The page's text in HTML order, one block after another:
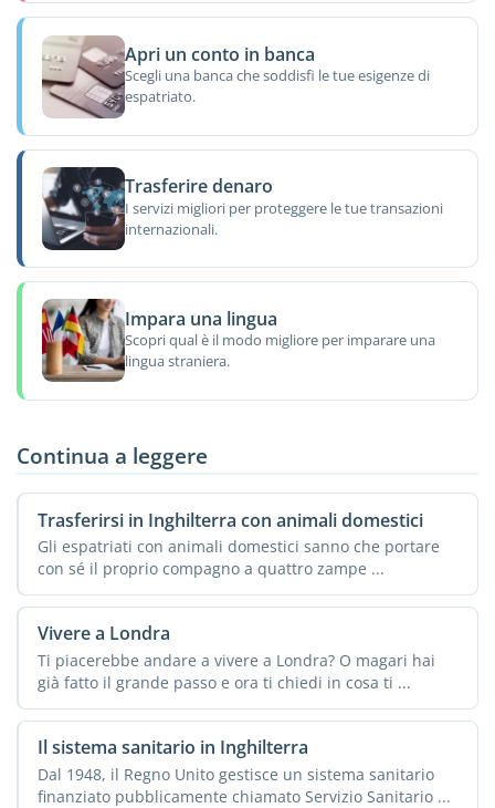
Apri un conto in banca
Scegli una banca che soddisfi le tue esigenze di
espatriato.
Trasferire denaro
I servizi migliori per proteggere le tue transazioni
internazionali.
Impara una lingua
Scopri qual è il modo migliore per imparare una
lingua straniera.
Continua a leggere
Trasferirsi in Inghilterra con animali domestici
Gli espatriati con animali domestici sanno che portare
con sé il proprio compagno a quattro zampe ...
Vivere a Londra
Ti piacerebbe andare a vivere a Londra? O magari hai
già fatto il grande passo e ora ti chiedi in cosa ti ...
Il sistema sanitario in Inghilterra
Dal 1948, il Regno Unito gestisce un sistema sanitario
finanziato pubblicamente chiamato Servizio Sanitario ...